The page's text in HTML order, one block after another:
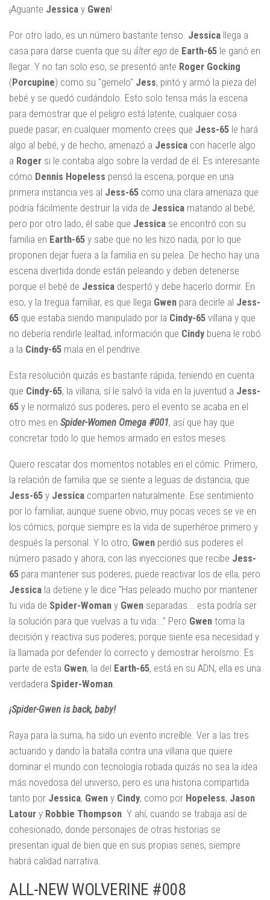
¡Aguante Jessica y Gwen!
Por otro lado, es un número bastante tenso. Jessica llega a
casa para darse cuenta que su álter ego de Earth-65 le ganó en
llegar. Y no tan solo eso, se presentó ante Roger Gocking
(Porcupine) como su "gemelo" Jess, pintó y armó la pieza del
bebé y se quedó cuidándolo. Esto solo tensa más la escena
para demostrar que el peligro está latente, cualquier cosa
puede pasar; en cualquier momento crees que Jess-65 le hará
algo al bebé, y de hecho, amenazó a Jessica con hacerle algo
a Roger si le contaba algo sobre la verdad de él. Es interesante
cómo Dennis Hopeless pensó la escena, porque en una
primera instancia ves al Jess-65 como una clara amenaza que
podría fácilmente destruir la vida de Jessica matando al bebé,
pero por otro lado, él sabe que Jessica se encontró con su
familia en Earth-65 y sabe que no les hizo nada, por lo que
proponen dejar fuera a la familia en su pelea. De hecho hay una
escena divertida donde están peleando y deben detenerse
porque el bebé de Jessica despertó y debe hacerlo dormir. En
eso, y la tregua familiar, es que llega Gwen para decirle al Jess-
65 que estaba siendo manipulado por la Cindy-65 villana y que
no debería rendirle lealtad, información que Cindy buena le robó
a la Cindy-65 mala en el pendrive.
Esta resolución quizás es bastante rápida, teniendo en cuenta
que Cindy-65, la villana, sí le salvó la vida en la juventud a Jess-
65 y le normalizó sus poderes, pero el evento se acaba en el
otro mes en Spider-Women Omega #001, así que hay que
concretar todo lo que hemos armado en estos meses.
Quiero rescatar dos momentos notables en el cómic. Primero,
la relación de familia que se siente a leguas de distancia, que
Jess-65 y Jessica comparten naturalmente. Ese sentimiento
por lo familiar, aunque suene obvio, muy pocas veces se ve en
los cómics, porque siempre es la vida de superhéroe primero y
después la personal. Y lo otro, Gwen perdió sus poderes el
número pasado y ahora, con las inyecciones que recibe Jess-
65 para mantener sus poderes, puede reactivar los de ella, pero
Jessica la detiene y le dice "Has peleado mucho por mantener
tu vida de Spider-Woman y Gwen separadas... esta podría ser
la solución para que vuelvas a tu vida..." Pero Gwen toma la
decisión y reactiva sus poderes; porque siente esa necesidad y
la llamada por defender lo correcto y demostrar heroísmo. Es
parte de esta Gwen, la del Earth-65, está en su ADN, ella es una
verdadera Spider-Woman
¡Spider-Gwen is back, baby!
Raya para la suma, ha sido un evento increíble. Ver a las tres
actuando y dando la batalla contra una villana que quiere
dominar el mundo con tecnología robada quizás no sea la idea
más novedosa del universo, pero es una historia compartida
tanto por Jessica, Gwen y Cindy, como por Hopeless, Jason
Latour y Robbie Thompson . Y ahí, cuando se trabaja así de
cohesionado, donde personajes de otras historias se
presentan igual de bien que en sus propias series, siempre
habrá calidad narrativa.
ALL-NEW WOLVERINE #008